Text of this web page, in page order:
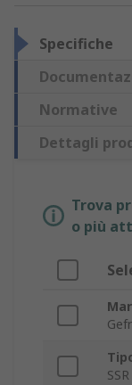
Specifiche
Normative
Dettagli
Trova
o più
SSR